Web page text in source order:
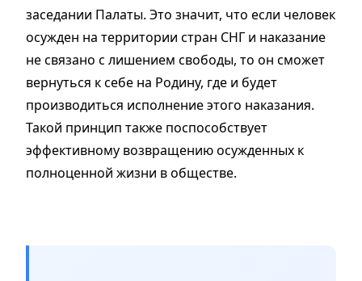
заседании Палаты. Это значит, что если человек
осужден на территории стран СНГ и наказание
не связано с лишением свободы, то он сможет
вернуться к себе на Родину, где и будет
производиться исполнение этого наказания.
Такой принцип также поспособствует
эффективному возвращению осужденных к
полноценной жизни в обществе.